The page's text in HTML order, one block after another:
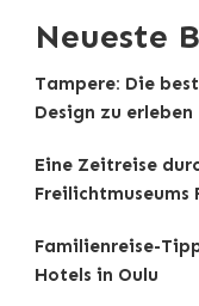
Neueste
Tampere: Die
Design zu erleben
Eine Zeitreise
Freilichtmuseums
Familienreise-
Hotels in Oulu